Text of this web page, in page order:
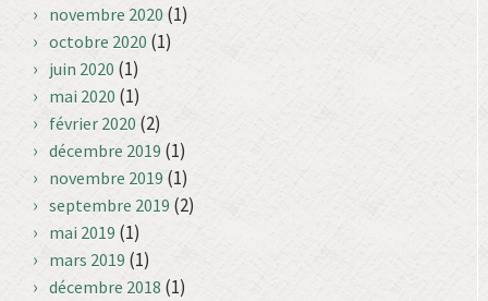
novembre 2020 (1)
octobre 2020 (1)
juin 2020 (1)
mai 2020 (1)
février 2020 (2)
décembre 2019 (1)
novembre 2019 (1)
septembre 2019 (2)
mai 2019 (1)
mars 2019 (1)
décembre 2018 (1)